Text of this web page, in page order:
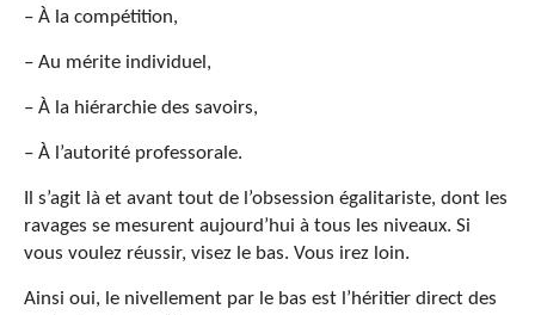
– À la compétition,
– Au mérite individuel,
– À la hiérarchie des savoirs,
– À l’autorité professorale.
Il s’agit là et avant tout de l’obsession égalitariste, dont les
ravages se mesurent aujourd’hui à tous les niveaux. Si
vous voulez réussir, visez le bas. Vous irez loin.
Ainsi oui, le nivellement par le bas est l’héritier direct des